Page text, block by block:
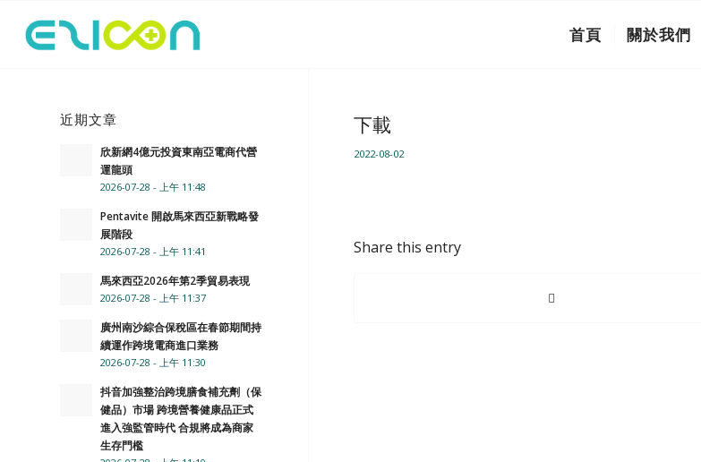
首頁 關於我們
下載
2022-08-02
Share this entry
近期文章
欣新網4億元投資東南亞電商代營
運龍頭
2026-07-28 - 上午 11:48
Pentavite 開啟馬來西亞新戰略發
展階段
2026-07-28 - 上午 11:41
馬來西亞2026年第2季貿易表現
2026-07-28 - 上午 11:37
廣州南沙綜合保稅區在春節期間持
續運作跨境電商進口業務
2026-07-28 - 上午 11:30
抖音加強整治跨境膳食補充劑（保
健品）市場 跨境營養健康品正式
進入強監管時代 合規將成為商家
生存門檻